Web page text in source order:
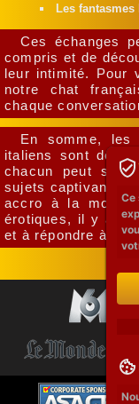
Les
Ces échanges
compris et de
leur intimité. Pour
notre chat
chaque
En somme, les
italiens sont des
chacun peut
sujets captivants.
accro à la mode
érotiques, il y a
et à répondre à
Ce